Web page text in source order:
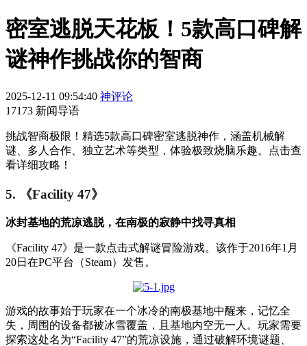
密室逃脱天花板！5款高口碑解
谜神作挑战你的智商
2025-12-11 09:54:40 神评论
17173 新闻导语
挑战智商极限！精选5款高口碑密室逃脱神作，涵盖机械解
谜、多人合作、独立艺术等类型，体验极致烧脑乐趣。点击查
看详细攻略！
5. 《Facility 47》
冰封基地的荒凉逃脱，在南极的寂静中找寻真相
《Facility 47》是一款点击式解谜冒险游戏。该作于2016年1月
20日在PC平台（Steam）发售。
游戏的故事始于玩家在一个冰冷的南极基地中醒来，记忆全
失，周围的设备都被冰雪覆盖，且基地内空无一人。玩家需要
探索这处名为“Facility 47”的荒凉设施，通过破解环境谜题、